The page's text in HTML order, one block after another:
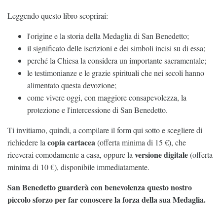
Leggendo questo libro scoprirai:
l'origine e la storia della Medaglia di San Benedetto;
il significato delle iscrizioni e dei simboli incisi su di essa;
perché la Chiesa la considera un importante sacramentale;
le testimonianze e le grazie spirituali che nei secoli hanno
alimentato questa devozione;
come vivere oggi, con maggiore consapevolezza, la
protezione e l'intercessione di San Benedetto.
Ti invitiamo, quindi, a compilare il form qui sotto e scegliere di
richiedere la copia cartacea(offerta minima di 15 €), che
riceverai comodamente a casa, oppure la versione digitale(offerta
minima di 10 €), disponibile immediatamente.
San Benedetto guarderà con benevolenza questo nostro
piccolo sforzo per far conoscere la forza della sua Medaglia.